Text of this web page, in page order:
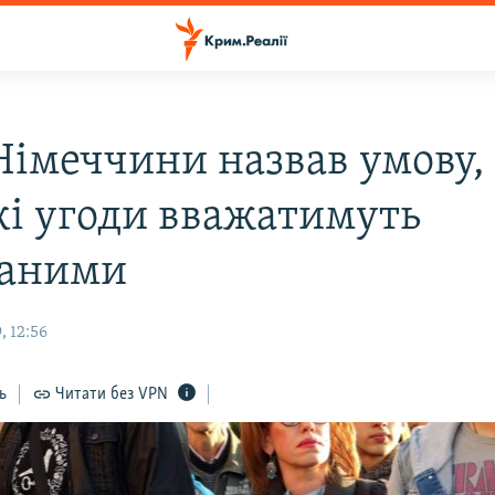
назвав умову,
угоди вважатимуть
12:56
Читати без VPN